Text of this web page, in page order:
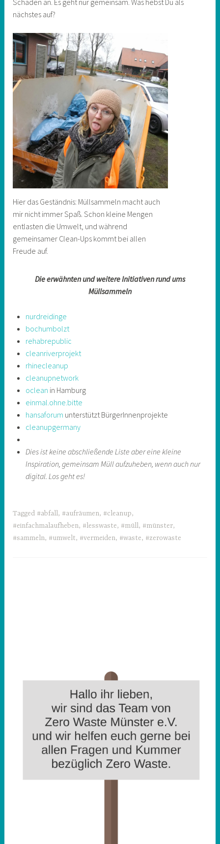
nächstes auf?
Hier das Geständnis: Müllsammeln macht auch
mir nicht immer Spaß. Schon kleine Mengen
entlasten die Umwelt, und während
gemeinsamer Clean-Ups kommt bei allen
Freude auf.
Die erwähnten und weitere Initiativen rund ums
Müllsammeln
nurdreidinge
bochumbolzt
rehabrepublic
cleanriverprojekt
rhinecleanup
cleanupnetwork
oclean in Hamburg
einmal.ohne.bitte
hansaforum unterstützt BürgerInnenprojekte
cleanupgermany
Dies ist keine abschließende Liste aber eine kleine
Inspiration, gemeinsam Müll aufzuheben, wenn auch nur
digital. Los geht es!
Tagged #abfall, #aufräumen, #cleanup,
#einfachmalaufheben, #lesswaste, #müll, #münster,
#sammeln, #umwelt, #vermeiden, #waste, #zerowaste